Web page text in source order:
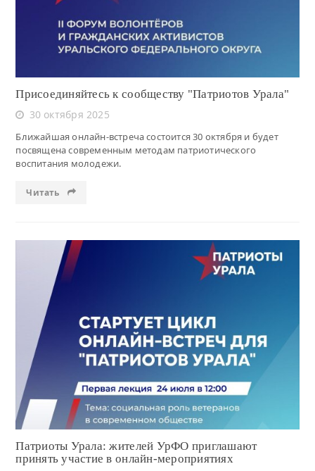
Присоединяйтесь к сообществу "Патриотов Урала"
30 октября 2025
Ближайшая онлайн-встреча состоится 30 октября и будет
посвящена современным методам патриотического
воспитания молодежи.
Читать
Читать
Патриоты Урала: жителей УрФО приглашают
принять участие в онлайн-мероприятиях